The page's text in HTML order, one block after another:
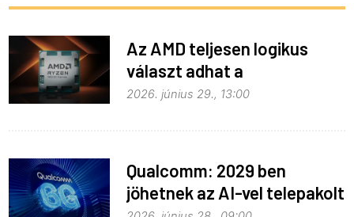
Az AMD teljesen logikus
választ adhat a
memóriaválságra
2026. június 29., 13:00
Qualcomm: 2029 ben
jöhetnek az AI-vel telepakolt